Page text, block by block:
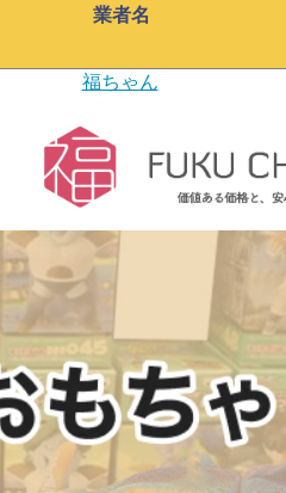
業者名
福ちゃん